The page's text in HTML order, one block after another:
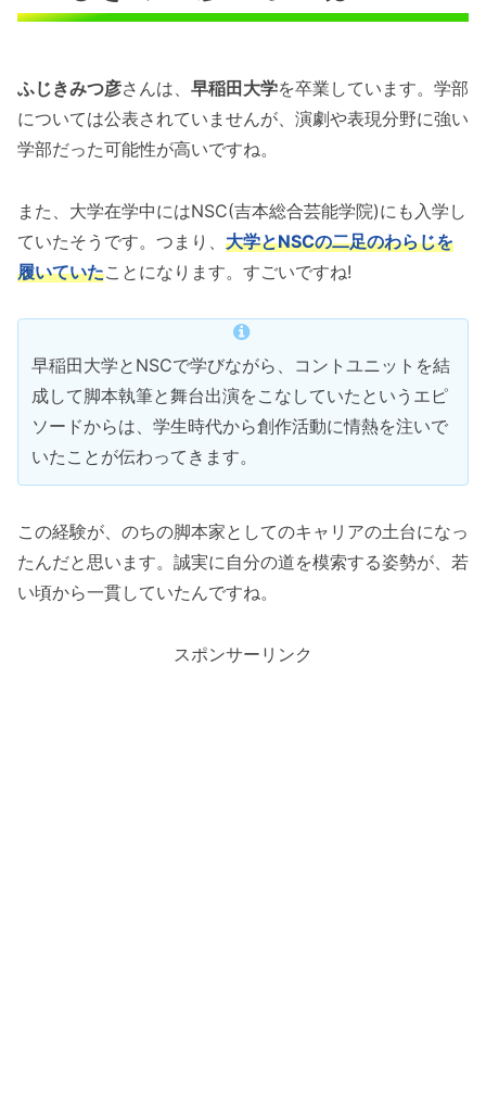
ふじきみつ彦さんは、 早稲田大学を卒業しています。学部
については公表されていませんが、演劇や表現分野に強い
学部だった可能性が高いですね。
また、大学在学中にはNSC(吉本総合芸能学院)にも入学し
ていたそうです。つまり、 大学とNSCの二足のわらじを
履いていたことになります。すごいですね!
早稲田大学とNSCで学びながら、コントユニットを結
成して脚本執筆と舞台出演をこなしていたというエピ
ソードからは、学生時代から創作活動に情熱を注いで
いたことが伝わってきます。
この経験が、のちの脚本家としてのキャリアの土台になっ
たんだと思います。誠実に自分の道を模索する姿勢が、若
い頃から一貫していたんですね。
スポンサーリンク